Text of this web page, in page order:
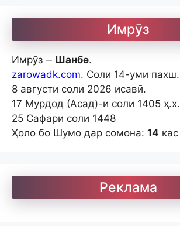
Имрӯз
Имрӯз ‒ Шанбе.
zarowadk.com. Соли 14-уми пахш.
8 августи соли 2026 исавӣ.
17 Мурдод (Асад)-и соли 1405 ҳ.х.
25 Сафари соли 1448
Ҳоло бо Шумо дар сомона: 14 кас
Реклама